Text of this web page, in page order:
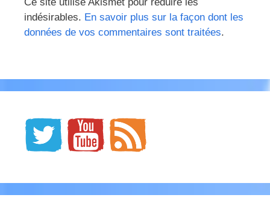
indésirables. En savoir plus sur la façon dont les
données de vos commentaires sont traitées.